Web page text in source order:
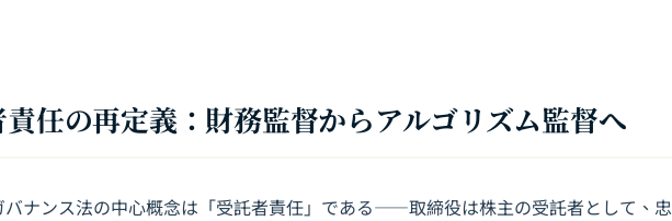
任の再定義：財務監督からアルゴリズム監督へ
バナンス法の中心概念は「受託者責任」である――取締役は株主の受託者として、忠